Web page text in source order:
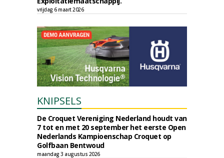
vrijdag 6 maart 2026
KNIPSELS
De Croquet Vereniging Nederland houdt van
7 tot en met 20 september het eerste Open
Nederlands Kampioenschap Croquet op
Golfbaan Bentwoud
maandag 3 augustus 2026